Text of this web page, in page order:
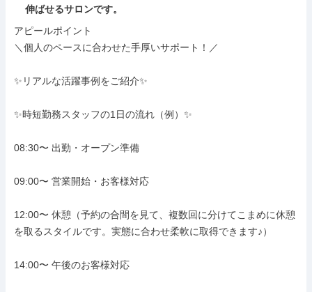
伸ばせるサロンです。
アピールポイント
＼個人のペースに合わせた手厚いサポート！／
✨リアルな活躍事例をご紹介✨
✨時短勤務スタッフの1日の流れ（例）✨
08:30〜 出勤・オープン準備
09:00〜 営業開始・お客様対応
12:00〜 休憩（予約の合間を見て、複数回に分けてこまめに休憩
を取るスタイルです。実態に合わせ柔軟に取得できます♪）
14:00〜 午後のお客様対応